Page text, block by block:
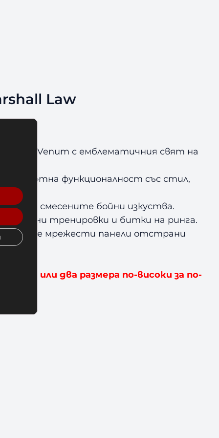
Law
на Venum с емблематичния свят на
спортна функционалност със стил,
на смесените бойни изкуства.
тренировки и битки на ринга.
мрежести панели отстрани
или два размера по-високи за по-